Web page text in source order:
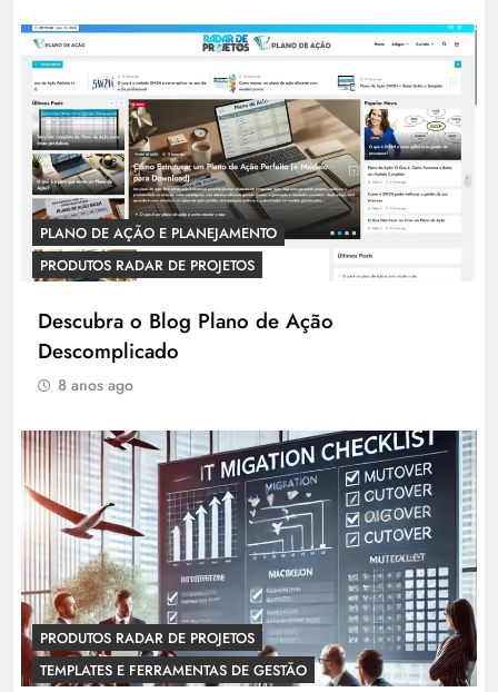
PLANO DE AÇÃO E PLANEJAMENTO
PRODUTOS RADAR DE PROJETOS
Descubra o Blog Plano de Ação
Descomplicado
8 anos ago
PRODUTOS RADAR DE PROJETOS
TEMPLATES E FERRAMENTAS DE GESTÃO